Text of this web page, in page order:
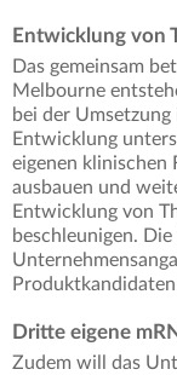
Entwicklung von
Das gemeinsam
Melbourne
bei der
Entwicklung
eigenen klinischen
ausbauen und
Entwicklung von
beschleunigen.
Dritte eigene
Zudem will das